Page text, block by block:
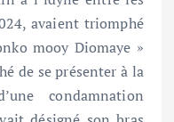
avaient triomphé
mooy Diomaye »
de se présenter à la
condamnation